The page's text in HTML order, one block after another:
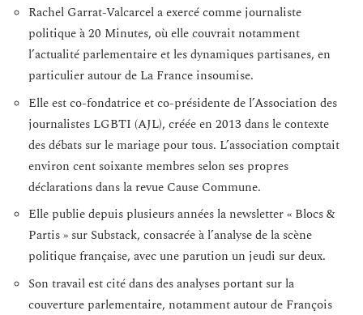
Rachel Garrat-Valcarcel a exercé comme journaliste
politique à 20 Minutes, où elle couvrait notamment
l’actualité parlementaire et les dynamiques partisanes, en
particulier autour de La France insoumise.
Elle est co-fondatrice et co-présidente de l’Association des
journalistes LGBTI (AJL), créée en 2013 dans le contexte
des débats sur le mariage pour tous. L’association comptait
environ cent soixante membres selon ses propres
déclarations dans la revue Cause Commune.
Elle publie depuis plusieurs années la newsletter « Blocs &
Partis » sur Substack, consacrée à l’analyse de la scène
politique française, avec une parution un jeudi sur deux.
Son travail est cité dans des analyses portant sur la
couverture parlementaire, notamment autour de François